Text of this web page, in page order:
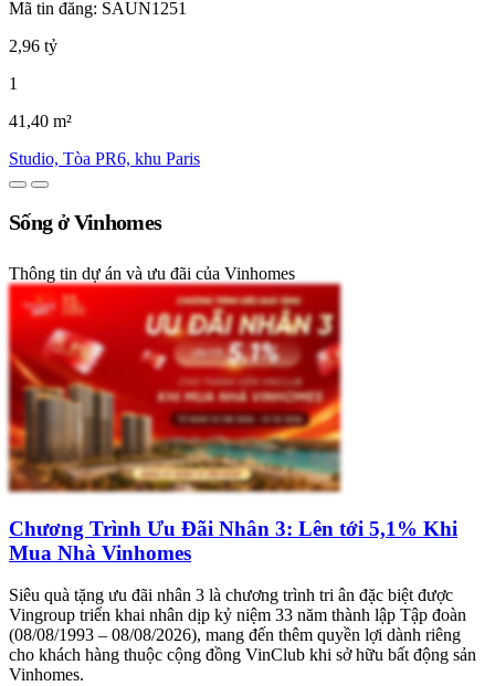
Mã tin đăng: SAUN1251
2,96 tỷ
1
41,40 m²
Studio, Tòa PR6, khu Paris
Sống ở Vinhomes
Thông tin dự án và ưu đãi của Vinhomes
Chương Trình Ưu Đãi Nhân 3: Lên tới 5,1% Khi
Mua Nhà Vinhomes
Siêu quà tặng ưu đãi nhân 3 là chương trình tri ân đặc biệt được
Vingroup triển khai nhân dịp kỷ niệm 33 năm thành lập Tập đoàn
(08/08/1993 – 08/08/2026), mang đến thêm quyền lợi dành riêng
cho khách hàng thuộc cộng đồng VinClub khi sở hữu bất động sản
Vinhomes.